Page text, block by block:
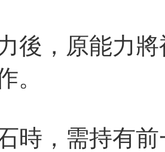
後，原能力
。
時，需持有